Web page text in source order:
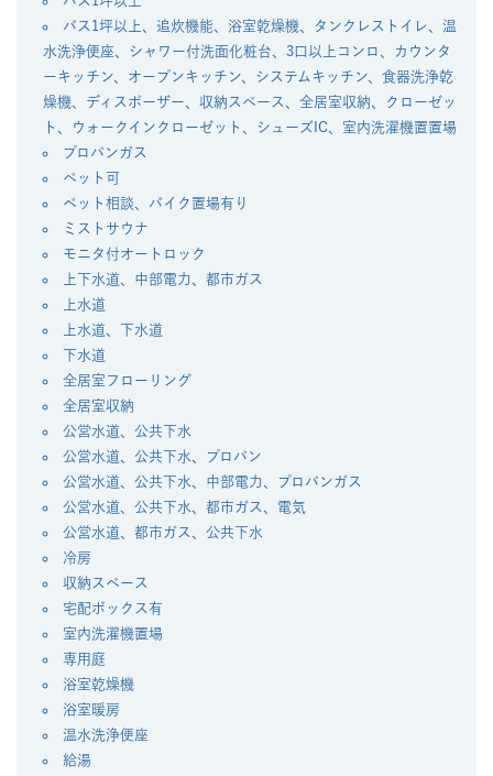
バス1坪以上、追炊機能、浴室乾燥機、タンクレストイレ、温
水洗浄便座、シャワー付洗面化粧台、3口以上コンロ、カウンタ
ーキッチン、オープンキッチン、システムキッチン、食器洗浄乾
燥機、ディスポーザー、収納スペース、全居室収納、クローゼッ
ト、ウォークインクローゼット、シューズIC、室内洗濯機置置場
プロパンガス
ペット可
ペット相談、バイク置場有り
ミストサウナ
モニタ付オートロック
上下水道、中部電力、都市ガス
上水道
上水道、下水道
下水道
全居室フローリング
全居室収納
公営水道、公共下水
公営水道、公共下水、プロパン
公営水道、公共下水、中部電力、プロパンガス
公営水道、公共下水、都市ガス、電気
公営水道、都市ガス、公共下水
冷房
収納スペース
宅配ボックス有
室内洗濯機置場
専用庭
浴室乾燥機
浴室暖房
温水洗浄便座
給湯